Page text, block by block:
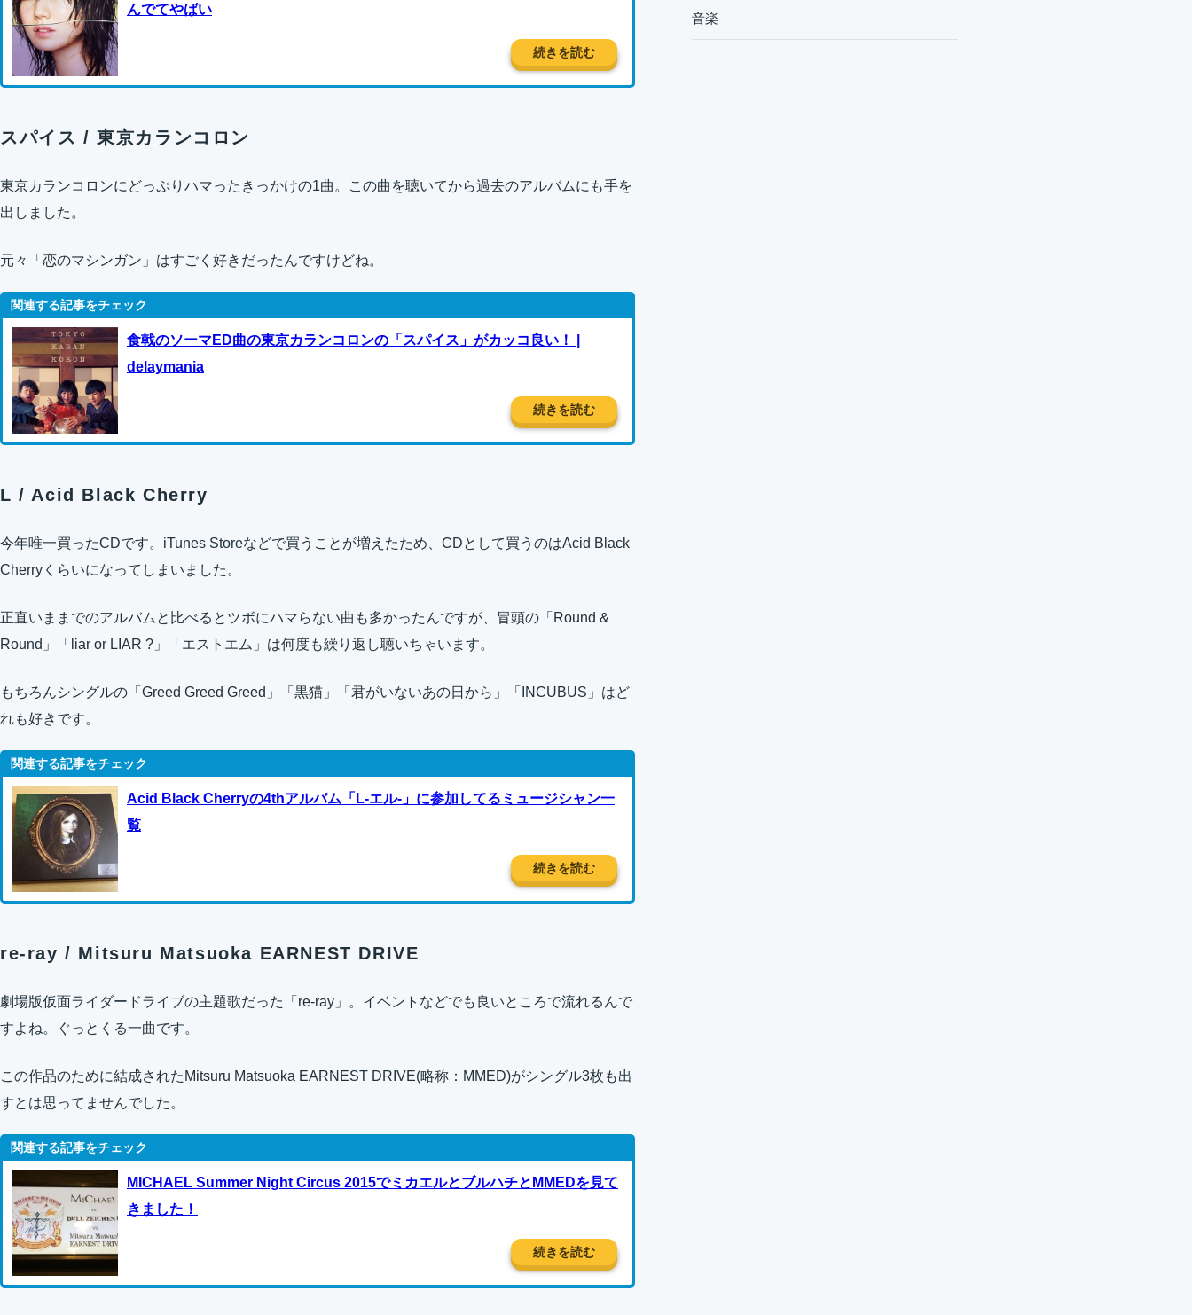
んでてやばい
続きを読む
スパイス / 東京カランコロン
東京カランコロンにどっぷりハマったきっかけの1曲。この曲を聴いてから過去のアルバムにも手を
出しました。
元々「恋のマシンガン」はすごく好きだったんですけどね。
食戟のソーマED曲の東京カランコロンの「スパイス」がカッコ良い！ |
delaymania
続きを読む
L / Acid Black Cherry
今年唯一買ったCDです。iTunes Storeなどで買うことが増えたため、CDとして買うのはAcid Black
Cherryくらいになってしまいました。
正直いままでのアルバムと比べるとツボにハマらない曲も多かったんですが、冒頭の「Round &
Round」「liar or LIAR ?」「エストエム」は何度も繰り返し聴いちゃいます。
もちろんシングルの「Greed Greed Greed」「黒猫」「君がいないあの日から」「INCUBUS」はど
れも好きです。
Acid Black Cherryの4thアルバム「L-エル-」に参加してるミュージシャン一
覧
続きを読む
re-ray / Mitsuru Matsuoka EARNEST DRIVE
劇場版仮面ライダードライブの主題歌だった「re-ray」。イベントなどでも良いところで流れるんで
すよね。ぐっとくる一曲です。
この作品のために結成されたMitsuru Matsuoka EARNEST DRIVE(略称：MMED)がシングル3枚も出
すとは思ってませんでした。
MICHAEL Summer Night Circus 2015でミカエルとブルハチとMMEDを見て
きました！
続きを読む
音楽